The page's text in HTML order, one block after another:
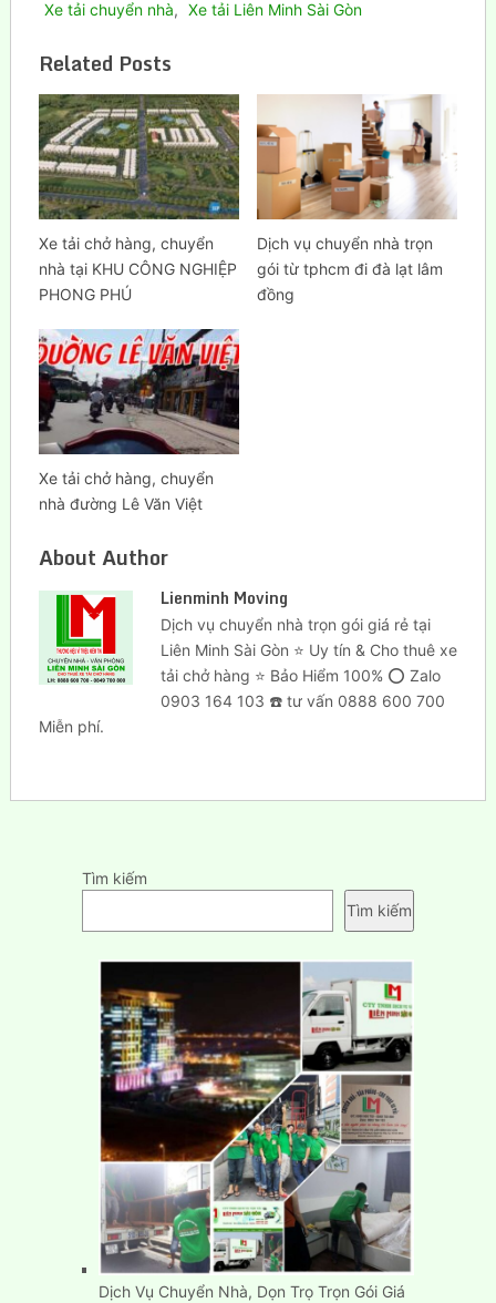
Xe tải chuyển nhà, Xe tải Liên Minh Sài Gòn
Related Posts
Xe tải chở hàng, chuyển
nhà tại KHU CÔNG NGHIỆP
PHONG PHÚ
Dịch vụ chuyển nhà trọn
gói từ tphcm đi đà lạt lâm
đồng
Xe tải chở hàng, chuyển
nhà đường Lê Văn Việt
About Author
Lienminh Moving
Dịch vụ chuyển nhà trọn gói giá rẻ tại
Liên Minh Sài Gòn ⭐ Uy tín & Cho thuê xe
tải chở hàng ⭐ Bảo Hiểm 100% ⭕ Zalo
0903 164 103 ☎️ tư vấn 0888 600 700
Miễn phí.
Tìm kiếm
Tìm kiếm
Dịch Vụ Chuyển Nhà, Dọn Trọ Trọn Gói Giá